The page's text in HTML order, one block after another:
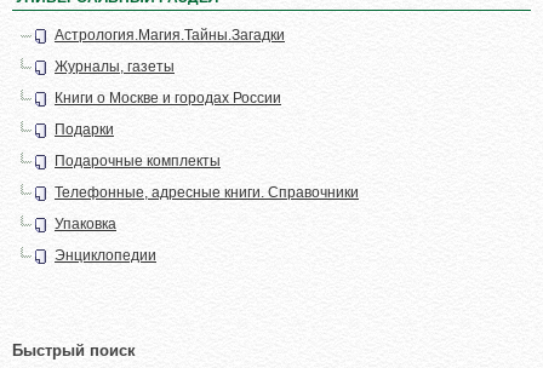
Астрология.Магия.Тайны.Загадки
Журналы, газеты
Книги о Москве и городах России
Подарки
Подарочные комплекты
Телефонные, адресные книги. Справочники
Упаковка
Энциклопедии
Быстрый поиск